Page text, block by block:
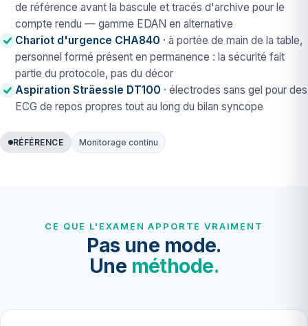
de référence avant la bascule et tracés d'archive pour le
compte rendu — gamme EDAN en alternative
Chariot d'urgence CHA840 · à portée de main de la table,
personnel formé présent en permanence : la sécurité fait
partie du protocole, pas du décor
Aspiration Sträessle DT100 · électrodes sans gel pour des
ECG de repos propres tout au long du bilan syncope
RÉFÉRENCE Monitorage continu
CE QUE L'EXAMEN APPORTE VRAIMENT
Pas une mode.
Une méthode.